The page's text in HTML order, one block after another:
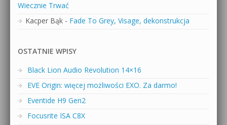
Wiecznie Trwać
Kacper Bąk - Fade To Grey, Visage, dekonstrukcja
OSTATNIE WPISY
Black Lion Audio Revolution 14×16
EVE Origin: więcej możliwości EXO. Za darmo!
Eventide H9 Gen2
Focusrite ISA C8X